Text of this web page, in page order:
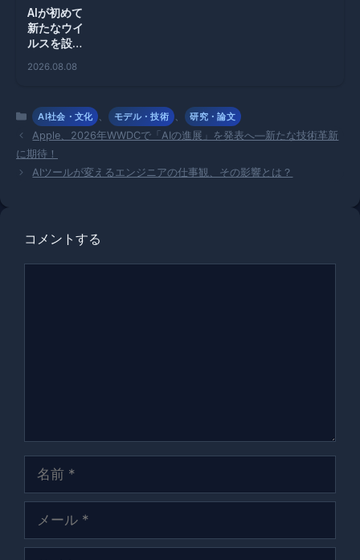
AIが初めて
新たなウイ
ルスを設
新と倫理的
2026.08.08
カ
テ
ゴ
リ
ー
AI社会・文化 、 モデル・技術 、 研究・論文
Apple、2026年WWDCで「AIの進展」を発表へ—新たな技術革新
に期待！
AIツールが変えるエンジニアの仕事観、その影響とは？
コメントする
ル